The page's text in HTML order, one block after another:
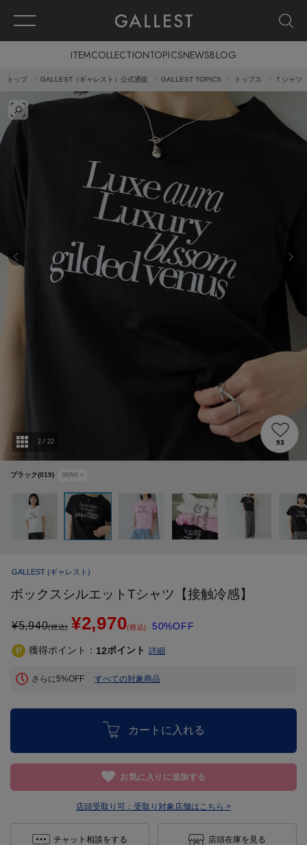
ITEMCOLLECTIONTOPICSNEWSBLOG
トップ GALLEST（ギャレスト）公式通販 GALLEST TOPICS トップス Ｔシャツ
ブラック(019) 38(M) ×
2 / 22 93
GALLEST (ギャレスト)
ボックスシルエットTシャツ【接触冷感】
¥5,940(税込) ¥2,970(税込) 50%OFF
獲得ポイント： 12ポイント 詳細
さらに5%OFF すべての対象商品
カートに入れる
お気に入りに追加する
店頭受取り可： 受取り対象店舗はこちら >
チャット相談をする 店頭在庫を見る